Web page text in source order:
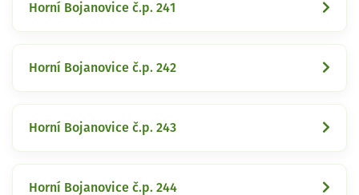
Horní Bojanovice č.p. 241
Horní Bojanovice č.p. 242
Horní Bojanovice č.p. 243
Horní Bojanovice č.p. 244